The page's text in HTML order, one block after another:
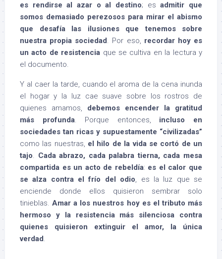
es rendirse al azar o al destino; esadmitir que
somos demasiado perezosos para mirar el abismo
que desafía las ilusiones que tenemos sobre
nuestra propia sociedad. Por eso, recordar hoy es
un acto de resistencia que se cultiva en la lectura y
el documento.
Y al caer la tarde, cuando el aroma de la cena inunda
el hogar y la luz cae suave sobre los rostros de
quienes amamos, debemos encender la
gratitud
más profunda. Porque entonces, incluso en
sociedades tan ricas y supuestamente “civilizadas”
como las nuestras, el hilo de la vida se cortó de un
tajo. Cada abrazo, cada palabra tierna, cada mesa
compartida es un acto de rebeldía: es el calor que
se alza contra el frío del odio, es la luz que se
enciende donde ellos quisieron sembrar solo
tinieblas.Amar a los nuestros hoy es el tributo más
hermoso y la resistencia más silenciosa contra
quienes quisieron extinguir el amor, la única
verdad.